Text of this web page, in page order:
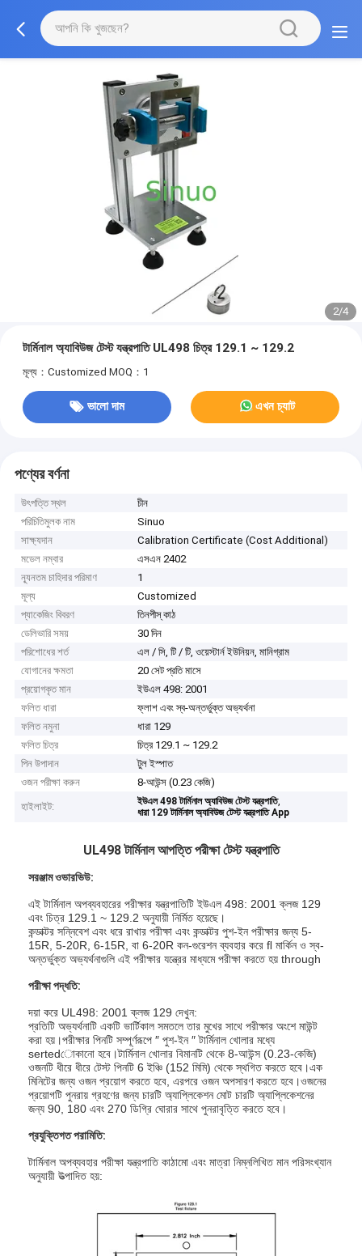
2/4
টার্মিনাল অ্যাবিউজ টেস্ট যন্ত্রপাতি UL498 চিত্র 129.1 ~ 129.2
মূল্য：Customized MOQ：1
ভালো দাম এখন চ্যাট
পণ্যের বর্ণনা
উৎপত্তি স্থল
চীন
পরিচিতিমুলক নাম
Sinuo
সাক্ষ্যদান
Calibration Certificate (Cost Additional)
মডেল নম্বার
এসএন 2402
ন্যূনতম চাহিদার পরিমাণ
1
মূল্য
Customized
প্যাকেজিং বিবরণ
তিনপীস্ কাঠ
ডেলিভারি সময়
30 দিন
পরিশোধের শর্ত
এল / সি, টি / টি, ওয়েস্টার্ন ইউনিয়ন, মানিগ্রাম
যোগানের ক্ষমতা
20 সেট প্রতি মাসে
প্রয়োগকৃত মান
ইউএল 498: 2001
ফলিত ধারা
ফ্লাশ এবং স্ব-অন্তর্ভুক্ত অভ্যর্থনা
ফলিত নমুনা
ধারা 129
ফলিত চিত্র
চিত্র 129.1 ~ 129.2
পিন উপাদান
টুল ইস্পাত
ওজন পরীক্ষা করুন
8-আউন্স (0.23 কেজি)
হাইলাইট:
ইউএল 498 টার্মিনাল অ্যাবিউজ টেস্ট যন্ত্রপাতি,
ধারা 129 টার্মিনাল অ্যাবিউজ টেস্ট যন্ত্রপাতি App
UL498 টার্মিনাল আপত্তি পরীক্ষা টেস্ট যন্ত্রপাতি
সরঞ্জাম ওভারভিউ:
এই টার্মিনাল অপব্যবহারের পরীক্ষার যন্ত্রপাতিটি ইউএল 498: 2001 ক্লজ 129
এবং চিত্র 129.1 ~ 129.2 অনুযায়ী নির্মিত হয়েছে।
কন্ডাক্টর সন্নিবেশ এবং ধরে রাখার পরীক্ষা এবং কন্ডাক্টর পুশ-ইন পরীক্ষার জন্য 5-
15R, 5-20R, 6-15R, বা 6-20R কন-গুরেশন ব্যবহার করে ﬂ মার্কিন ও স্ব-
অন্তর্ভুক্ত অভ্যর্থনাগুলি এই পরীক্ষার যন্ত্রের মাধ্যমে পরীক্ষা করতে হয় through
পরীক্ষা পদ্ধতি:
দয়া করে UL498: 2001 ক্লজ 129 দেখুন:
প্রতিটি অভ্যর্থনাটি একটি ভার্টিকাল সমতলে তার মুখের সাথে পরীক্ষার অংশে মাউন্ট
করা হয়।পরীক্ষার পিনটি সম্পূর্ণরূপে ″ পুশ-ইন ″ টার্মিনাল খোলার মধ্যে
sertedোকানো হবে।টার্মিনাল খোলার বিমানটি থেকে 8-আউন্স (0.23-কেজি)
ওজনটি ধীরে ধীরে টেস্ট পিনটি 6 ইঞ্চি (152 মিমি) থেকে স্থগিত করতে হবে।এক
মিনিটের জন্য ওজন প্রয়োগ করতে হবে, এরপরে ওজন অপসারণ করতে হবে।ওজনের
প্রয়োগটি পুনরায় গ্রহণের জন্য চারটি অ্যাপ্লিকেশন মোট চারটি অ্যাপ্লিকেশনের
জন্য 90, 180 এবং 270 ডিগ্রি ঘোরার সাথে পুনরাবৃত্তি করতে হবে।
প্রযুক্তিগত পরামিতি:
টার্মিনাল অপব্যবহার পরীক্ষা যন্ত্রপাতি কাঠামো এবং মাত্রা নিম্নলিখিত মান পরিসংখ্যান
অনুযায়ী উত্পাদিত হয়: